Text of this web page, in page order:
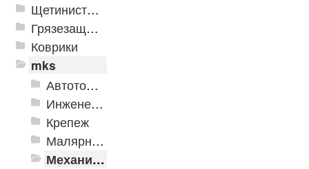
Щетинистые покрытия
Грязезащитные, влаговпитывающие покрытия
Коврики
mks
Автотовары
Инженерная сантехника и инструменты
Крепеж
Малярно-штукатурные инструменты
Механизированные инструменты